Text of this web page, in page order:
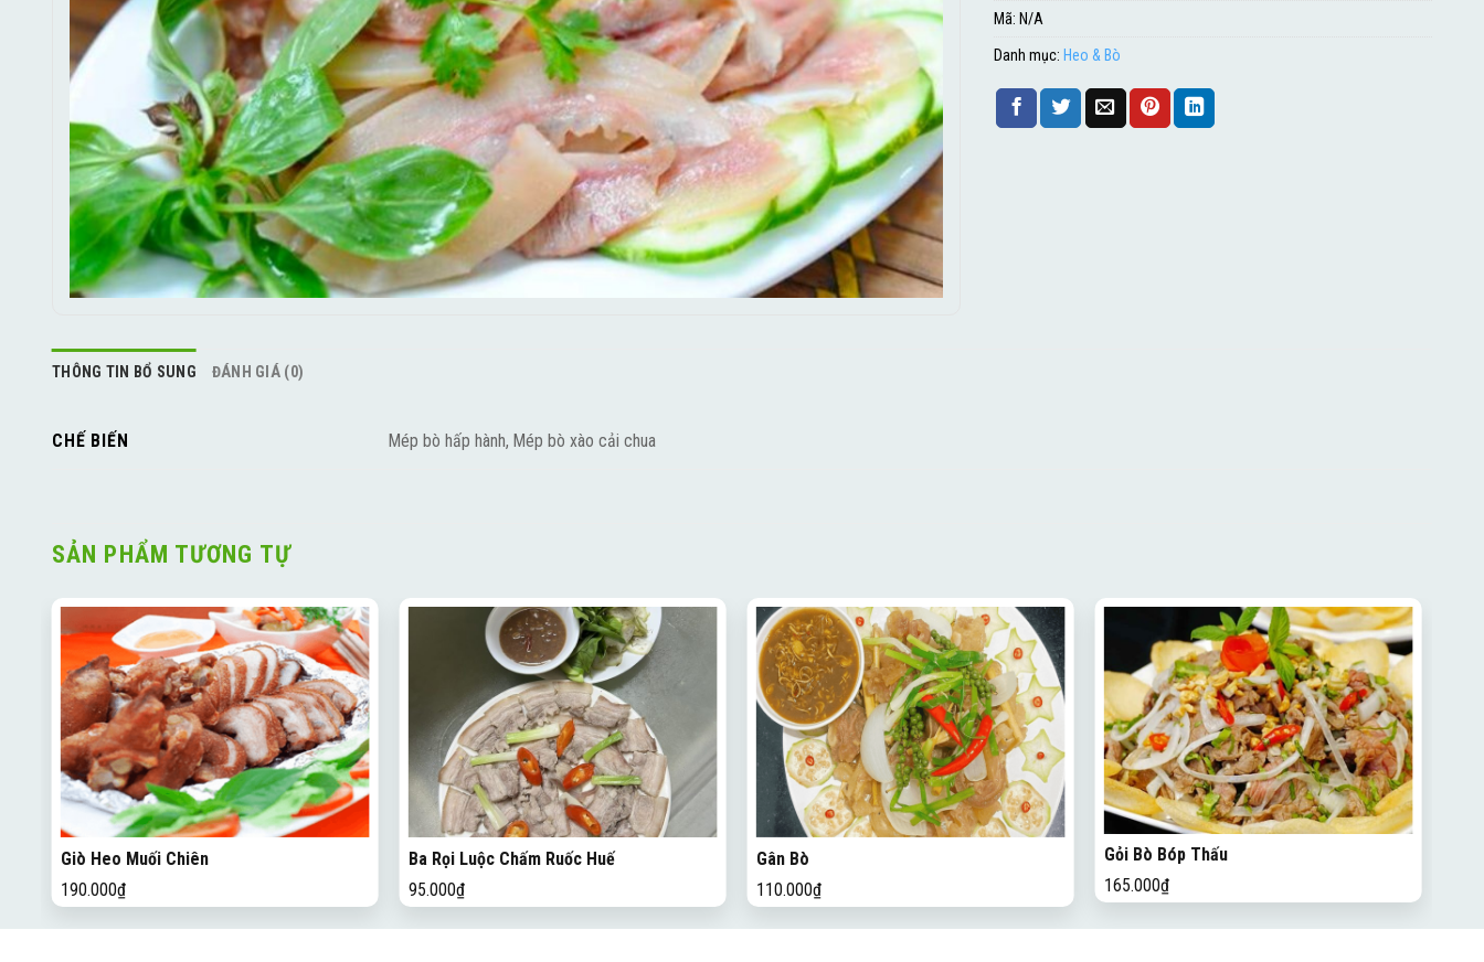
Mã: N/A
Danh mục: Heo & Bò
THÔNG TIN BỔ SUNG ĐÁNH GIÁ (0)
CHẾ BIẾN Mép bò hấp hành, Mép bò xào cải chua
SẢN PHẨM TƯƠNG TỰ
Giò Heo Muối Chiên
190.000₫
Ba Rọi Luộc Chấm Ruốc Huế
95.000₫
Gân Bò
110.000₫
Gỏi Bò Bóp Thấu
165.000₫